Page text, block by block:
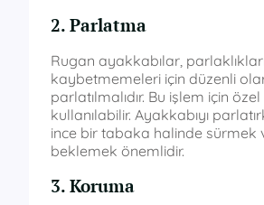
2. Parlatma
Rugan ayakkabılar,
kaybetmemeleri için düzenli
parlatılmalıdır. Bu işlem için
kullanılabilir. Ayakkabıyı
ince bir tabaka halinde sürmek
beklemek önemlidir.
3. Koruma